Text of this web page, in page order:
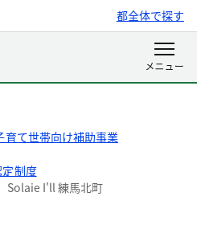
都全体で探す
育て世帯向け補助事業
制度
Solaie I'll 練馬北町